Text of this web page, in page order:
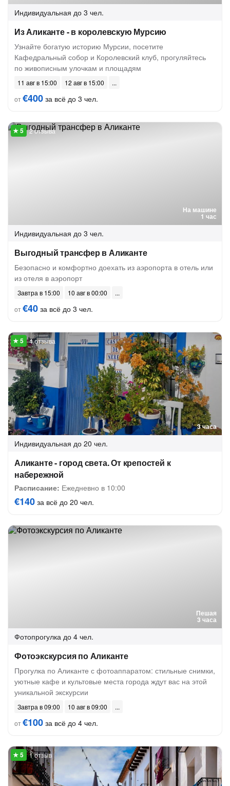
Индивидуальная до 3 чел.
Из Аликанте - в королевскую Мурсию
Узнайте богатую историю Мурсии, посетите
Кафедральный собор и Королевский клуб, прогуляйтесь
по живописным улочкам и площадям
11 авг в 15:00
12 авг в 15:00
от€400 за всё до 3 чел.
На машине
1 час
2 отзыва
Индивидуальная до 3 чел.
Выгодный трансфер в Аликанте
Безопасно и комфортно доехать из аэропорта в отель или
из отеля в аэропорт
Завтра в 15:00
10 авг в 00:00
от€40 за всё до 3 чел.
3 часа
4 отзыва
Индивидуальная до 20 чел.
Аликанте - город света. От крепостей к
набережной
Расписание: Ежедневно в 10:00
€140 за всё до 20 чел.
Пешая
3 часа
Фотопрогулка до 4 чел.
Фотоэкскурсия по Аликанте
Прогулка по Аликанте с фотоаппаратом: стильные снимки,
уютные кафе и культовые места города ждут вас на этой
уникальной экскурсии
Завтра в 09:00
10 авг в 09:00
от€100 за всё до 4 чел.
1 отзыв